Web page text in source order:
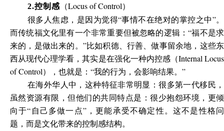
2.控制感
（Locus of Control）
很多人焦虑，是因为觉得“事情不在绝对的掌控之中”。
而传统福文化里有一个非常重要但被忽略的逻辑：“福不是求
来的，是做出来的。”比如积德、行善、做事留余地，这些东
西从现代心理学看，其实是在强化一种内控感（Internal Locus
of Control），也就是：“我的行为，会影响结果。”
在海外华人中，这种特征非常明显：很多第一代移民，
虽然资源有限，但他们的共同特点是：很少抱怨环境，更倾
向于“自己多做一点”，更能承受不确定性。这不是性格问
题，而是文化带来的控制感结构。